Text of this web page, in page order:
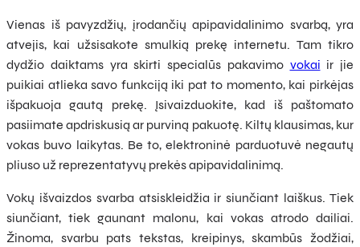
Vienas iš pavyzdžių, įrodančių apipavidalinimo svarbą, yra
atvejis, kai užsisakote smulkią prekę internetu. Tam tikro
dydžio daiktams yra skirti specialūs pakavimo vokai ir jie
puikiai atlieka savo funkciją iki pat to momento, kai pirkėjas
išpakuoja gautą prekę. Įsivaizduokite, kad iš paštomato
pasiimate apdriskusią ar purviną pakuotę. Kiltų klausimas, kur
vokas buvo laikytas. Be to, elektroninė parduotuvė negautų
pliuso už reprezentatyvų prekės apipavidalinimą.
Vokų išvaizdos svarba atsiskleidžia ir siunčiant laiškus. Tiek
siunčiant, tiek gaunant malonu, kai vokas atrodo dailiai.
Žinoma, svarbu pats tekstas, kreipinys, skambūs žodžiai,